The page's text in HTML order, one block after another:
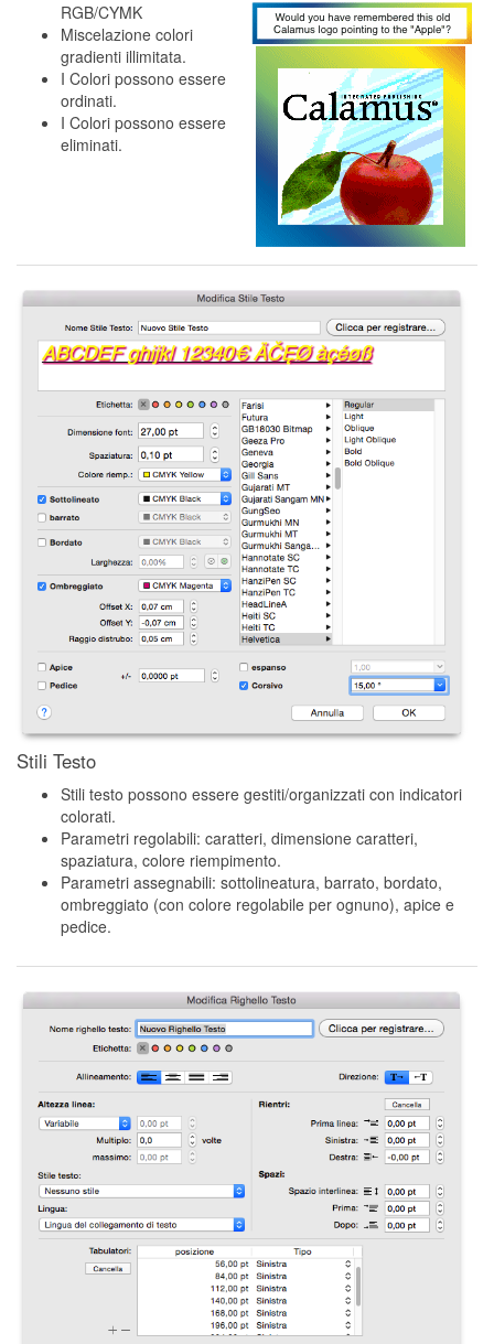
RGB/CYMK
Miscelazione colori
gradienti illimitata.
I Colori possono essere
ordinati.
I Colori possono essere
eliminati.
Stili Testo
Stili testo possono essere gestiti/organizzati con indicatori
colorati.
Parametri regolabili: caratteri, dimensione caratteri,
spaziatura, colore riempimento.
Parametri assegnabili: sottolineatura, barrato, bordato,
ombreggiato (con colore regolabile per ognuno), apice e
pedice.